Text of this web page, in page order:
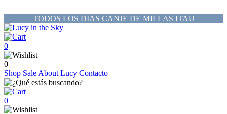
TODOS LOS DIAS CANJE DE MILLAS ITAU
0
0
Shop Sale About Lucy Contacto
0